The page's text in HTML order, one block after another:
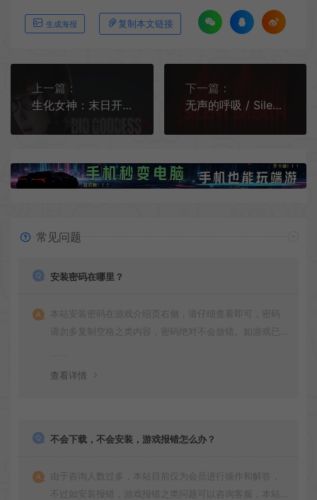
生成海报 复制本文链接
上一篇：
生化女神：末日开端 / Bio Goddess Doomsday Begins 第三人称射击生存游戏
下一篇：
无声的呼吸 / Silent Breath 写实生存恐怖游戏
常见问题
安装密码在哪里？
本站安装密码在游戏介绍页右侧，请仔细查看即可，密码
请勿多复制空格之类内容，密码绝对不会放错。如游戏已
查看详情
不会下载，不会安装，游戏报错怎么办？
由于咨询人数过多，本站目前仅为会员进行操作和解答，
不过如安装报错，游戏报错之类问题可以咨询客服，本站